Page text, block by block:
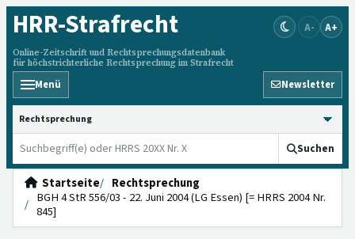
HRR-Strafrecht
Online-Zeitschrift und Rechtsprechungsdatenbank
für höchstrichterliche Rechtsprechung im Strafrecht
A- A+
Menü Newsletter
HRRS durchsuchen
Suchen
Startseite
Rechtsprechung
BGH 4 StR 556/03 - 22. Juni 2004 (LG Essen) [= HRRS 2004 Nr.
845]